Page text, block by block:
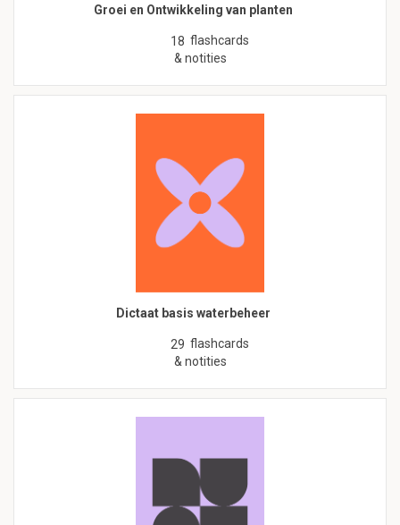
Groei en Ontwikkeling van planten
18 flashcards
& notities
Dictaat basis waterbeheer
29 flashcards
& notities